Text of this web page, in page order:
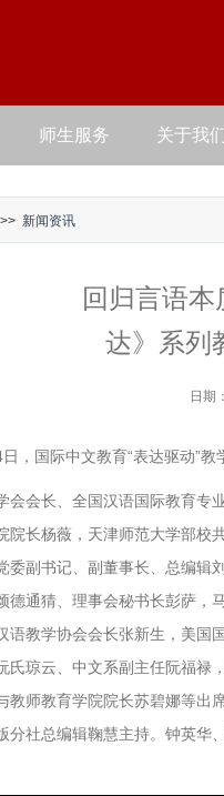
师生服务 关于我们
新闻资讯
回归言语
达》系列
日期
，国际中文教育“表达驱动”
会会长、全国汉语国际教育专
院长杨薇，天津师范大学部校
委副书记、副董事长、总编辑
德通猜、理事会秘书长彭萨
语教学协会会长张新生，美国
氏琼云、中文系副主任阮福禄
教师教育学院院长苏碧娜等出
分社总编辑鞠慧主持。钟英华